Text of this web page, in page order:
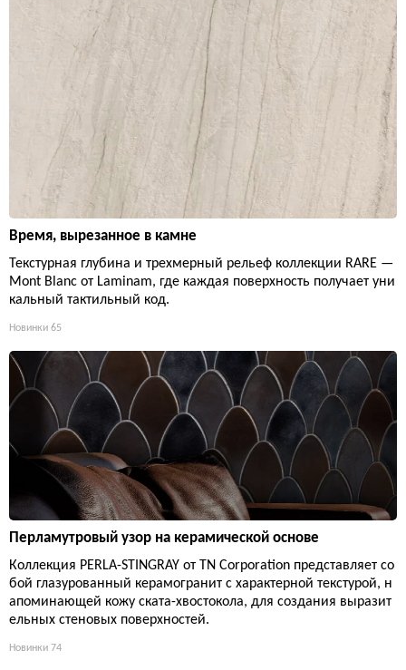
Время, вырезанное в камне
Текстурная глубина и трехмерный рельеф коллекции RARE —
Mont Blanc от Laminam, где каждая поверхность получает уни
кальный тактильный код.
Новинки 65
Перламутровый узор на керамической основе
Коллекция PERLA-STINGRAY от TN Corporation представляет со
бой глазурованный керамогранит с характерной текстурой, н
апоминающей кожу ската-хвостокола, для создания выразит
ельных стеновых поверхностей.
Новинки 74